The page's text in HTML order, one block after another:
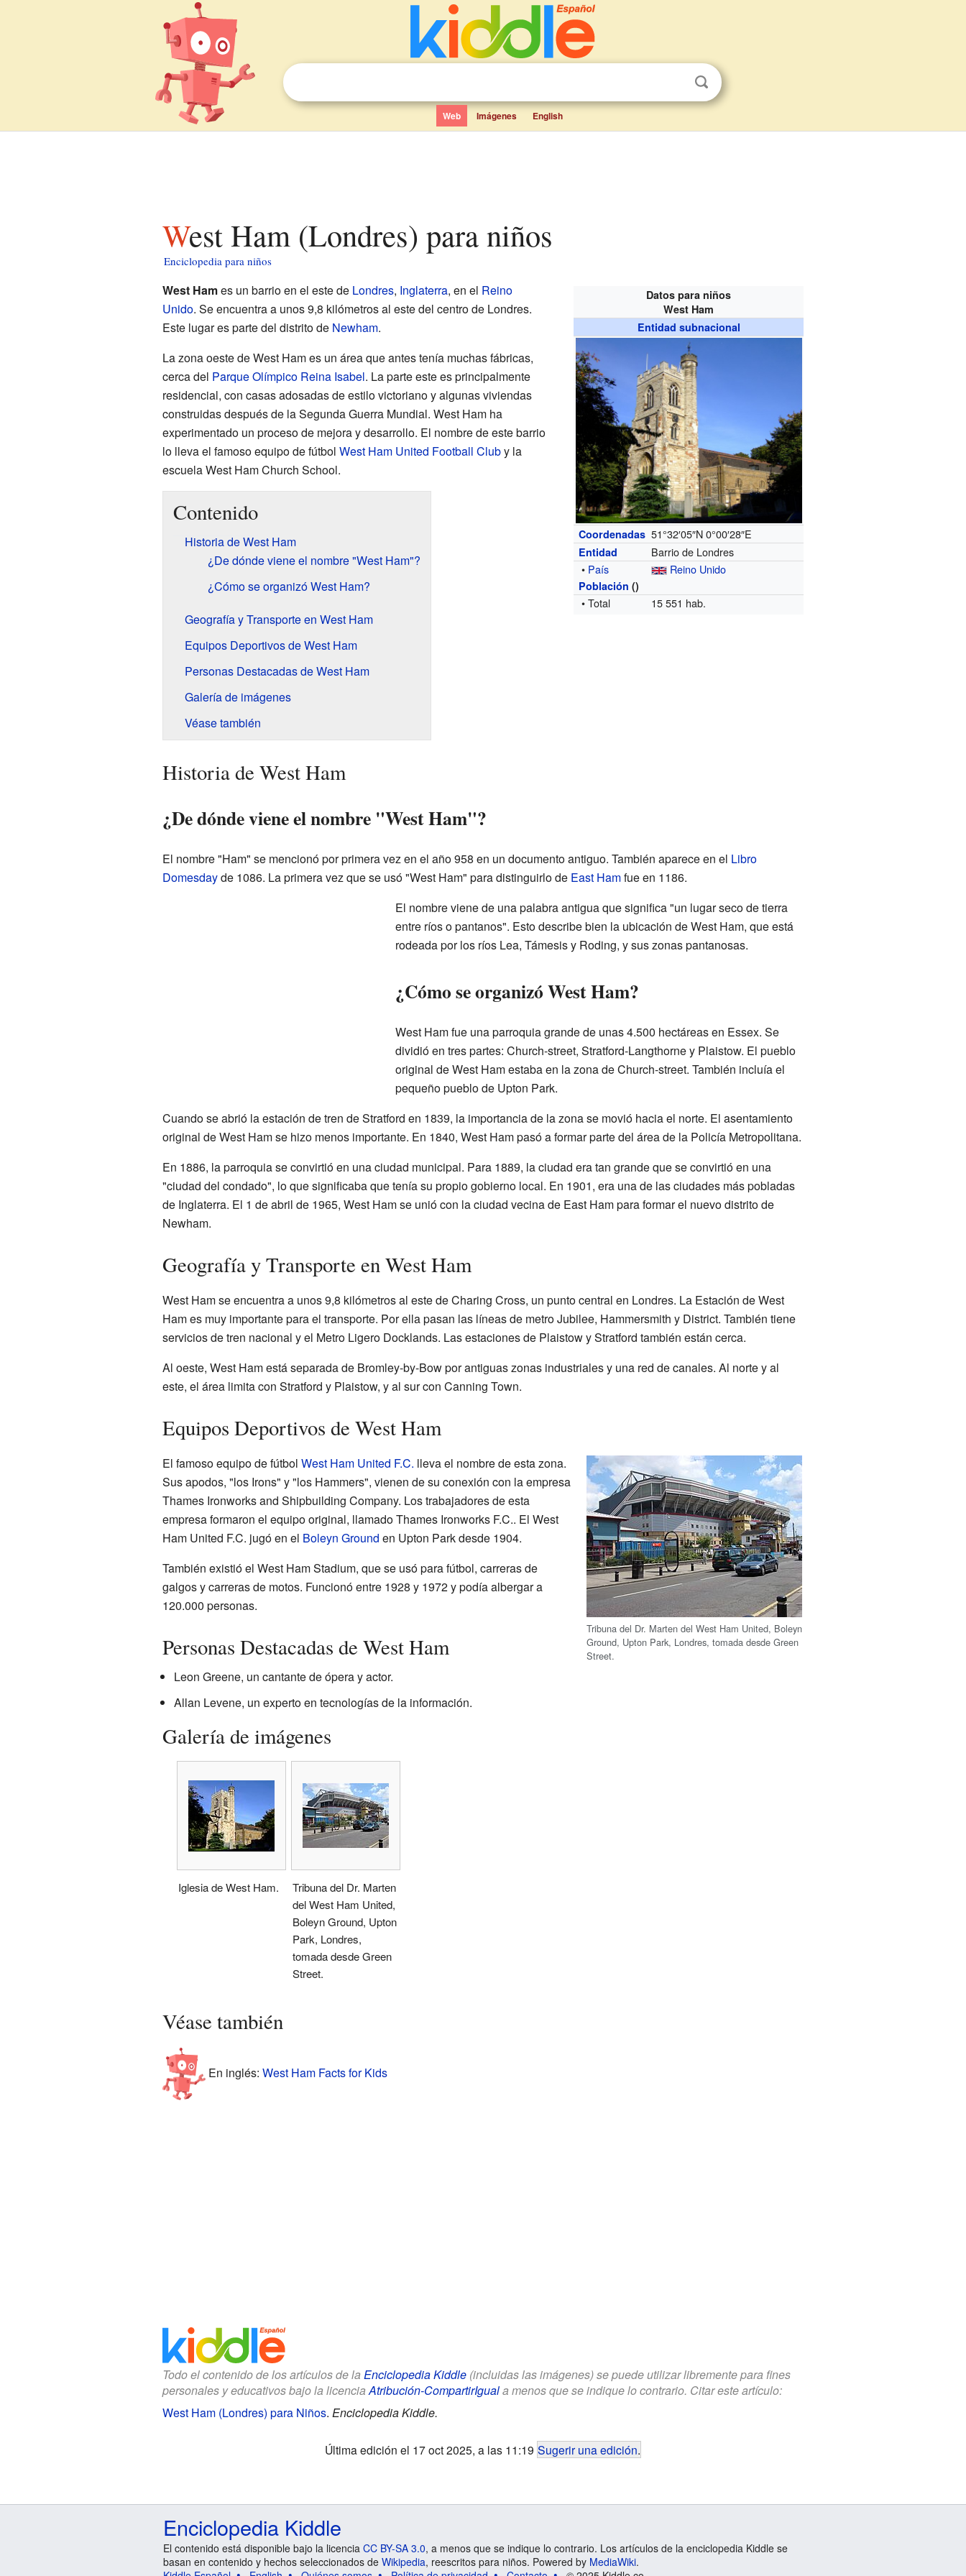
Web Imágenes English
West Ham (Londres) para niños
Enciclopedia para niños
Datos para niños
West Ham
Entidad subnacional
Coordenadas 51°32′05″N 0°00′28″E
Entidad
Barrio de Londres
• País Reino Unido
Población ()
• Total 15 551 hab.
West Hames un barrio en el este de Londres, Inglaterra, en el Reino
Unido. Se encuentra a unos 9,8 kilómetros al este del centro de Londres.
Este lugar es parte del distrito de Newham.
La zona oeste de West Ham es un área que antes tenía muchas fábricas,
cerca del Parque Olímpico Reina Isabel. La parte este es principalmente
residencial, con casas adosadas de estilo victoriano y algunas viviendas
construidas después de la Segunda Guerra Mundial. West Ham ha
experimentado un proceso de mejora y desarrollo. El nombre de este barrio
lo lleva el famoso equipo de fútbol West Ham United Football Cluby la
escuela West Ham Church School.
Contenido
Historia de West Ham
¿De dónde viene el nombre "West Ham"?
¿Cómo se organizó West Ham?
Geografía y Transporte en West Ham
Equipos Deportivos de West Ham
Personas Destacadas de West Ham
Galería de imágenes
Véase también
Historia de West Ham
¿De dónde viene el nombre "West Ham"?
El nombre "Ham" se mencionó por primera vez en el año 958 en un documento antiguo. También aparece en el Libro
Domesdayde 1086. La primera vez que se usó "West Ham" para distinguirlo de East Hamfue en 1186.
El nombre viene de una palabra antigua que significa "un lugar seco de tierra
entre ríos o pantanos". Esto describe bien la ubicación de West Ham, que está
rodeada por los ríos Lea, Támesis y Roding, y sus zonas pantanosas.
¿Cómo se organizó West Ham?
West Ham fue una parroquia grande de unas 4.500 hectáreas en Essex. Se
dividió en tres partes: Church-street, Stratford-Langthorne y Plaistow. El pueblo
original de West Ham estaba en la zona de Church-street. También incluía el
pequeño pueblo de Upton Park.
Cuando se abrió la estación de tren de Stratford en 1839, la importancia de la zona se movió hacia el norte. El asentamiento
original de West Ham se hizo menos importante. En 1840, West Ham pasó a formar parte del área de la Policía Metropolitana.
En 1886, la parroquia se convirtió en una ciudad municipal. Para 1889, la ciudad era tan grande que se convirtió en una
"ciudad del condado", lo que significaba que tenía su propio gobierno local. En 1901, era una de las ciudades más pobladas
de Inglaterra. El 1 de abril de 1965, West Ham se unió con la ciudad vecina de East Ham para formar el nuevo distrito de
Newham.
Geografía y Transporte en West Ham
West Ham se encuentra a unos 9,8 kilómetros al este de Charing Cross, un punto central en Londres. La Estación de West
Ham es muy importante para el transporte. Por ella pasan las líneas de metro Jubilee, Hammersmith y District. También tiene
servicios de tren nacional y el Metro Ligero Docklands. Las estaciones de Plaistow y Stratford también están cerca.
Al oeste, West Ham está separada de Bromley-by-Bow por antiguas zonas industriales y una red de canales. Al norte y al
este, el área limita con Stratford y Plaistow, y al sur con Canning Town.
Equipos Deportivos de West Ham
Tribuna del Dr. Marten del West Ham United, Boleyn
Ground, Upton Park, Londres, tomada desde Green
Street.
El famoso equipo de fútbol West Ham United F.C. lleva el nombre de esta zona.
Sus apodos, "los Irons" y "los Hammers", vienen de su conexión con la empresa
Thames Ironworks and Shipbuilding Company. Los trabajadores de esta
empresa formaron el equipo original, llamado Thames Ironworks F.C.. El West
Ham United F.C. jugó en el Boleyn Ground en Upton Park desde 1904.
También existió el West Ham Stadium, que se usó para fútbol, carreras de
galgos y carreras de motos. Funcionó entre 1928 y 1972 y podía albergar a
120.000 personas.
Personas Destacadas de West Ham
Leon Greene, un cantante de ópera y actor.
Allan Levene, un experto en tecnologías de la información.
Galería de imágenes
Iglesia de West Ham.
Tribuna del Dr. Marten
del West Ham United,
Boleyn Ground, Upton
Park, Londres,
tomada desde Green
Street.
Véase también
En inglés: West Ham Facts for Kids
Todo el contenido de los artículos de la Enciclopedia Kiddle(incluidas las imágenes) se puede utilizar libremente para fines
personales y educativos bajo la licencia Atribución-CompartirIguala menos que se indique lo contrario. Citar este artículo:
West Ham (Londres) para Niños. Enciclopedia Kiddle.
Última edición el 17 oct 2025, a las 11:19 Sugerir una edición.
Enciclopedia Kiddle
El contenido está disponible bajo la licencia CC BY-SA 3.0, a menos que se indique lo contrario. Los artículos de la enciclopedia Kiddle se
basan en contenido y hechos seleccionados de Wikipedia, reescritos para niños. Powered by MediaWiki.